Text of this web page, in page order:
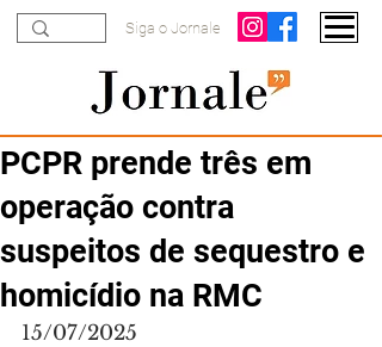
Siga o Jornale
PCPR prende três em
operação contra
suspeitos de sequestro e
homicídio na RMC
15/07/2025